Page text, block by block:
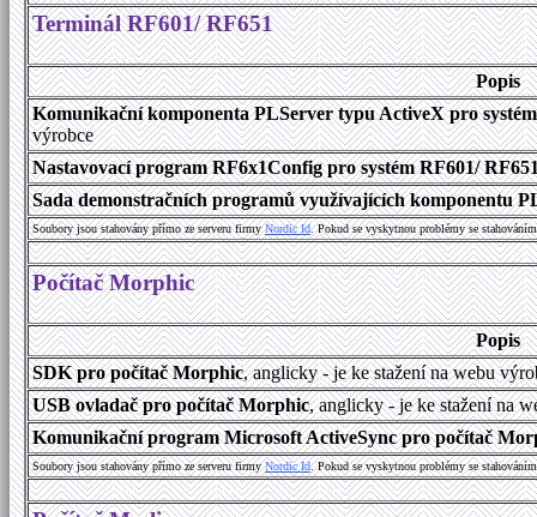
Terminál RF601/ RF651
Popis
Komunikační komponenta PLServer typu ActiveX pro
výrobce
Nastavovací program RF6x1Config pro systém RF601/
Sada demonstračních programů využívajících komponentu
Soubory jsou stahovány přímo ze serveru firmyNordic Id. Pokud se vyskytnou problémy se
Počítač Morphic
Popis
SDK pro počítač Morphic, anglicky - je ke stažení na webu
USB ovladač pro počítač Morphic, anglicky - je ke stažení na
Komunikační program Microsoft ActiveSync pro počítač
Soubory jsou stahovány přímo ze serveru firmyNordic Id. Pokud se vyskytnou problémy se